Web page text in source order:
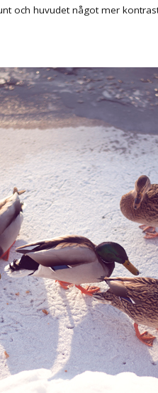
och huvudet något mer